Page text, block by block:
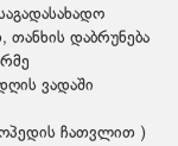
დაბრუნება
ვადაში
ჩათვლით )